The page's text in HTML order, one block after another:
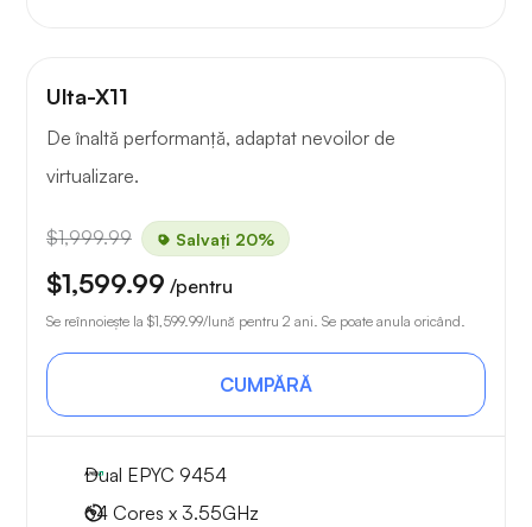
Ulta-X11
De înaltă performanță, adaptat nevoilor de
virtualizare.
$1,999.99 Salvați 20%
$1,599.99 /pentru
Se reînnoiește la $1,599.99/lună pentru 2 ani. Se poate anula oricând.
CUMPĂRĂ
Dual EPYC 9454
64 Cores x 3.55GHz